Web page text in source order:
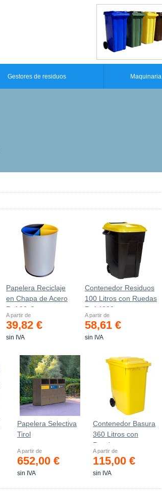
Gestores de residuos Maquinaria
Papelera Reciclaje
en Chapa de Acero
Ref.90-C
A partir de
39,82 €
sin IVA
Contenedor Residuos
100 Litros con Ruedas
Ref.4200
A partir de
58,61 €
sin IVA
Papelera Selectiva
Tirol
A partir de
652,00 €
sin IVA
Contenedor Basura
360 Litros con
Ruedas
583x880x1010 mm
A partir de
115,00 €
sin IVA